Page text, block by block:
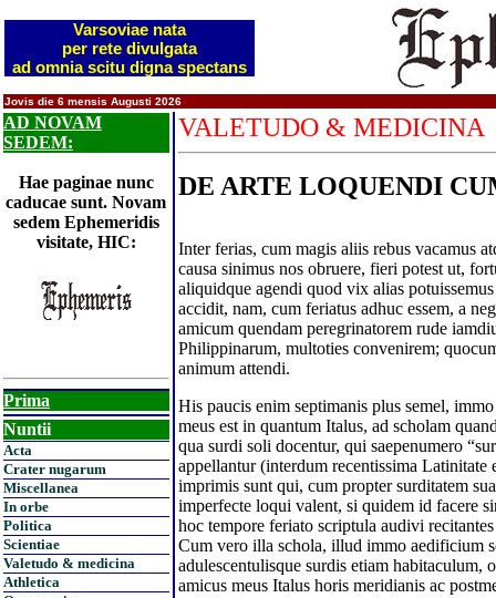
Varsoviae nata
per rete divulgata
ad omnia scitu digna spectans
Jovis die 6 mensis Augusti 2026
AD NOVAM
SEDEM:
Hae paginae nunc
caducae sunt. Novam
sedem Ephemeridis
visitate, HIC:
Prima
Nuntii
Acta
Crater nugarum
Miscellanea
In orbe
Politica
Scientiae
Valetudo & medicina
Athletica
VALETUDO & MEDICINA
DE ARTE LOQUENDI
Inter ferias, cum magis aliis rebus vacamus
causa sinimus nos obruere, fieri potest ut,
aliquidque agendi quod vix alias
accidit, nam, cum feriatus adhuc essem, a
amicum quendam peregrinatorem rude
Philippinarum, multoties convenirem;
animum attendi.
His paucis enim septimanis plus semel,
meus est in quantum Italus, ad scholam
qua surdi soli docentur, qui saepenumero
appellantur (interdum recentissima Latinitate
imprimis sunt qui, cum propter surditatem
imperfecte loqui valent, si quidem id facere
hoc tempore feriato scriptula audivi
Cum vero illa schola, illud immo aedificium
adulescentulisque surdis etiam habitaculum,
amicus meus Italus horis meridianis ac